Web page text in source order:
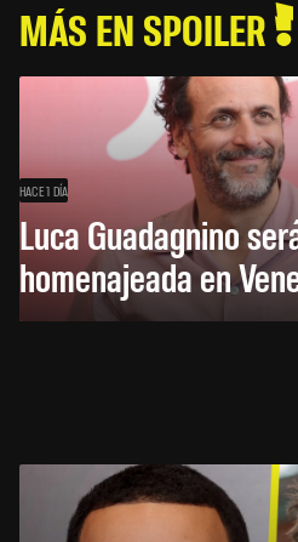
MÁS EN SPOILER
HACE 1 DÍA
Luca Guadagnino
homenajeada en